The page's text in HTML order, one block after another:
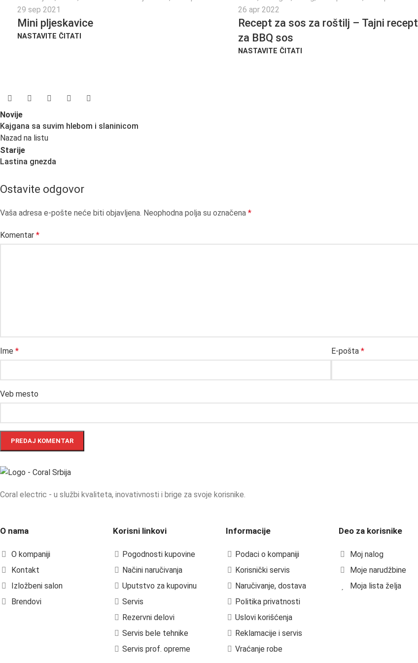
29 sep 2021
Mini pljeskavice
NASTAVITE ČITATI
26 apr 2022
Recept za sos za roštilj – Tajni recept
za BBQ sos
NASTAVITE ČITATI
Novije
Kajgana sa suvim hlebom i slaninicom
Nazad na listu
Starije
Lastina gnezda
Ostavite odgovor
Vaša adresa e-pošte neće biti objavljena. Neophodna polja su označena *
Komentar *
Ime * E-pošta *
Veb mesto
Coral electric - u službi kvaliteta, inovativnosti i brige za svoje korisnike.
O nama
O kompaniji
Kontakt
Izložbeni salon
Brendovi
Korisni linkovi
Pogodnosti kupovine
Načini naručivanja
Uputstvo za kupovinu
Servis
Rezervni delovi
Servis bele tehnike
Servis prof. opreme
Informacije
Podaci o kompaniji
Korisnički servis
Naručivanje, dostava
Politika privatnosti
Uslovi korišćenja
Reklamacije i servis
Vraćanje robe
Deo za korisnike
Moj nalog
Moje narudžbine
Moja lista želja